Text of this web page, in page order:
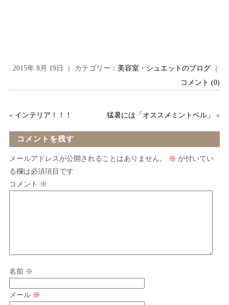
2015年 8月 19日 ｜ カテゴリー： 美容室・シュエットのブログ
コメント (0)
« インテリア！！！ 猛暑には「オススメミントベル」 »
コメントを残す
メールアドレスが公開されることはありません。 ※ が付いてい
る欄は必須項目です
コメント ※
名前 ※
メール ※